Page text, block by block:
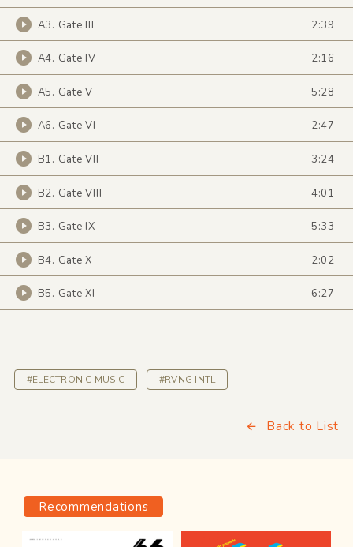
A3. Gate III 2:39
A4. Gate IV 2:16
A5. Gate V 5:28
A6. Gate VI 2:47
B1. Gate VII 3:24
B2. Gate VIII 4:01
B3. Gate IX 5:33
B4. Gate X 2:02
B5. Gate XI 6:27
#ELECTRONIC MUSIC #RVNG INTL
Back to List
Recommendations